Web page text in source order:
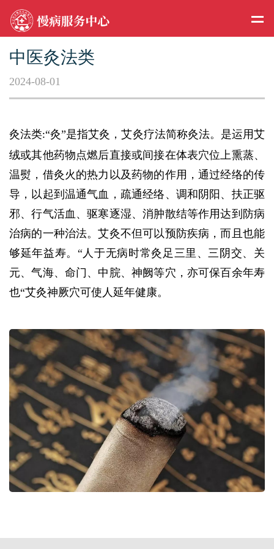
中医灸法类
2024-08-01
灸法类:“灸”是指艾灸，艾灸疗法简称灸法。是运用艾
绒或其他药物点燃后直接或间接在体表穴位上熏蒸、
温熨，借灸火的热力以及药物的作用，通过经络的传
导，以起到温通气血，疏通经络、调和阴阳、扶正驱
邪、行气活血、驱寒逐湿、消肿散结等作用达到防病
治病的一种治法。艾灸不但可以预防疾病，而且也能
够延年益寿。“人于无病时常灸足三里、三阴交、关
元、气海、命门、中脘、神阙等穴，亦可保百余年寿
也“艾灸神厥穴可使人延年健康。